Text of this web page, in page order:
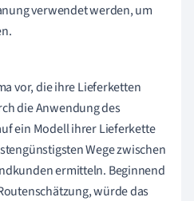
verwendet werden, um
vor, die ihre Lieferketten
die Anwendung des
ein Modell ihrer Lieferkette
Wege zwischen
ermitteln. Beginnend
würde das